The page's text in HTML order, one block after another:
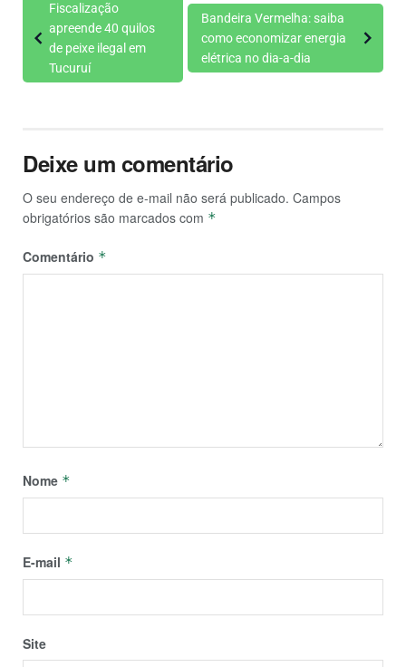
Fiscalização
apreende 40 quilos
de peixe ilegal em
Tucuruí
Bandeira Vermelha: saiba
como economizar energia
elétrica no dia-a-dia
Deixe um comentário
O seu endereço de e-mail não será publicado. Campos
obrigatórios são marcados com *
Comentário *
Nome *
E-mail *
Site